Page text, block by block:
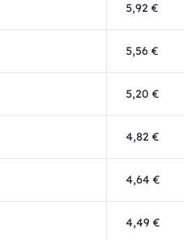
5,92 €
5,56 €
5,20 €
4,82 €
4,64 €
4,49 €